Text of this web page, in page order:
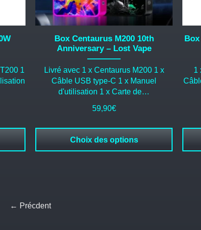
1
Box Centaurus M200 10th
Anniversary – Lost Vape
Livré avec 1 x Centaurus M200 1 x
Câble USB type-C 1 x Manuel
d'utilisation 1 x Carte de…
59,90€
Choix des options
la
page
produit
1
← Précdent